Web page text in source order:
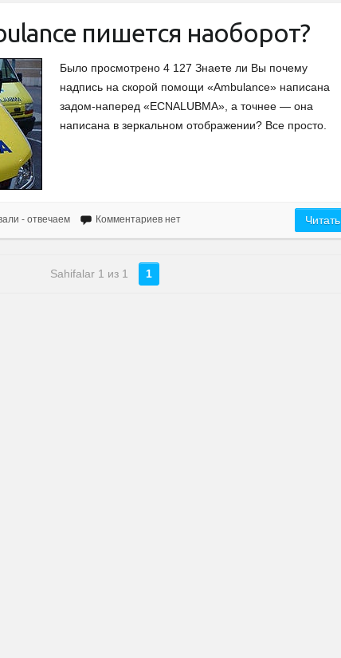
пишется наоборот?
Было просмотрено 4 127 Знаете ли Вы почему
надпись на скорой помощи «Ambulance» написана
задом-наперед «ECNALUBMA», а точнее — она
написана в зеркальном отображении? Все просто.
- отвечаем Комментариев нет Читать
Sahifalar 1 из 1 1